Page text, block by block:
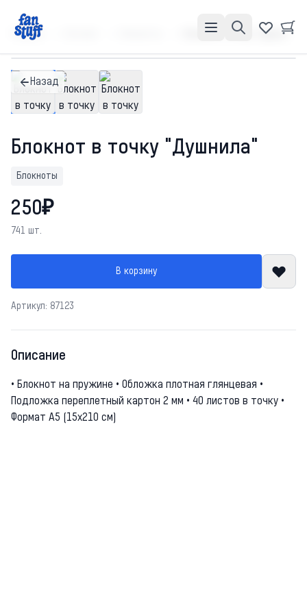
Главная Блокнот в точку "Душнила"
Назад
Блокнот в точку "Душнила"
Блокноты
250₽
741 шт.
В корзину
Артикул: 87123
Описание
• Блокнот на пружине • Обложка плотная глянцевая •
Подложка переплетный картон 2 мм • 40 листов в точку •
Формат А5 (15х210 см)